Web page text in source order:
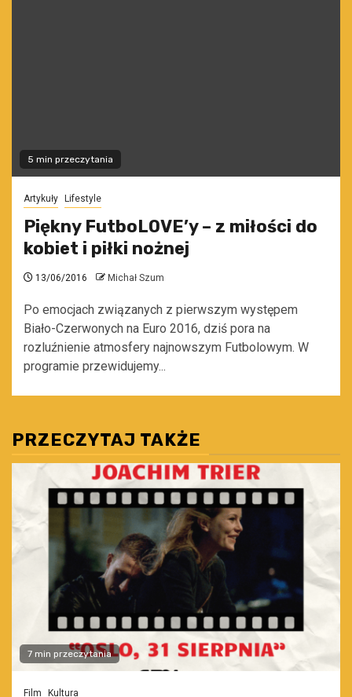
5 min przeczytania
Artykuły Lifestyle
Piękny FutboLOVE’y – z miłości do
kobiet i piłki nożnej
13/06/2016 Michał Szum
Po emocjach związanych z pierwszym występem
Biało-Czerwonych na Euro 2016, dziś pora na
rozluźnienie atmosfery najnowszym Futbolowym. W
programie przewidujemy...
PRZECZYTAJ TAKŻE
7 min przeczytania
Film Kultura